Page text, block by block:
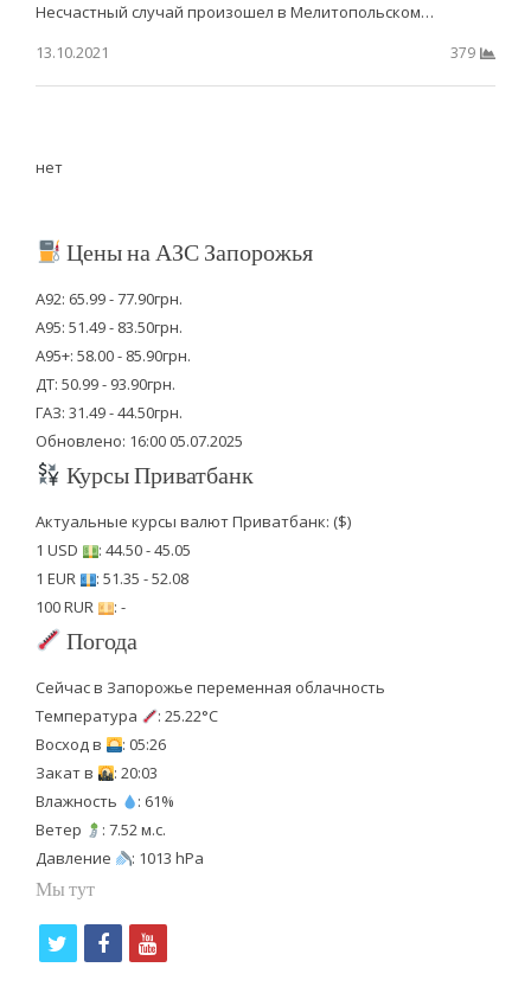
Несчастный случай произошел в Мелитопольском…
13.10.2021
379
нет
Цены на АЗС Запорожья
А92: 65.99 - 77.90грн.
А95: 51.49 - 83.50грн.
А95+: 58.00 - 85.90грн.
ДТ: 50.99 - 93.90грн.
ГАЗ: 31.49 - 44.50грн.
Обновлено: 16:00 05.07.2025
Курсы Приватбанк
Актуальные курсы валют Приватбанк: ($)
1 USD
: 44.50 - 45.05
1 EUR
: 51.35 - 52.08
100 RUR
: -
Погода
Сейчас в Запорожье переменная облачность
Температура
: 25.22°C
Восход в
: 05:26
Закат в
: 20:03
Влажность
: 61%
Ветер
: 7.52 м.с.
Давление
: 1013 hPa
Мы тут
f
y